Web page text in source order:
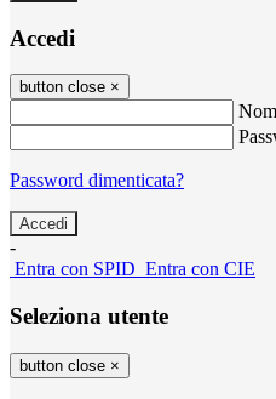
Accedi
button close ×
Password dimenticata?
-
Entra con SPID Entra con CIE
Seleziona utente
button close ×